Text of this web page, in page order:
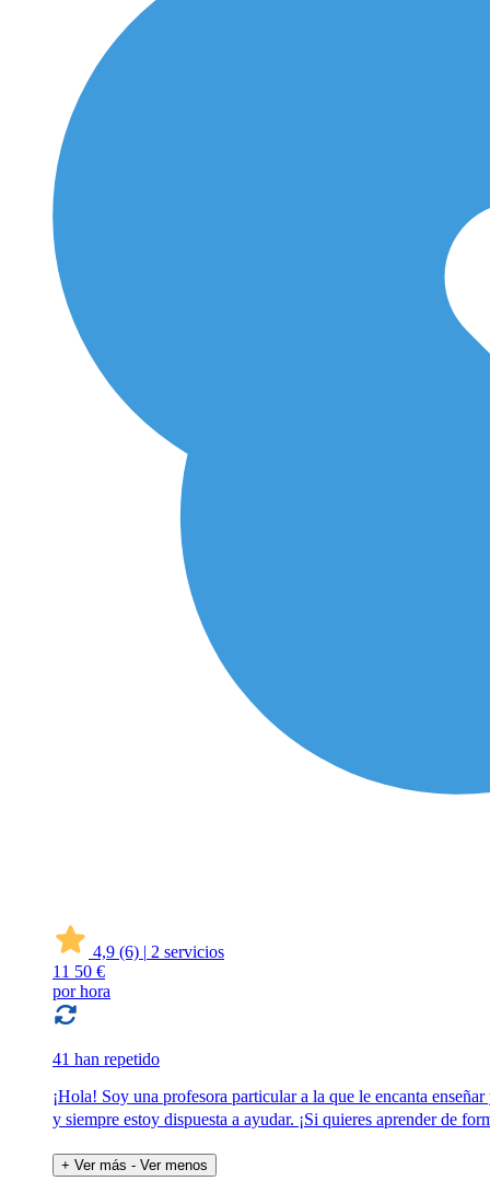
4,9 (6) | 2 servicios
11 50 €
por hora
41 han repetido
¡Hola! Soy una profesora particular a la que le encanta
y siempre estoy dispuesta a ayudar. ¡Si quieres aprender de
+ Ver más - Ver menos